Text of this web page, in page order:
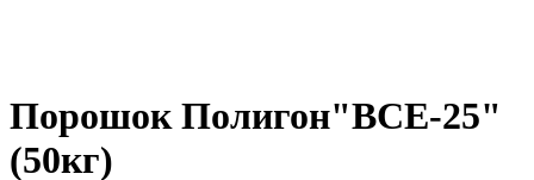
Порошок Полигон"ВСЕ-25"
(50кг)